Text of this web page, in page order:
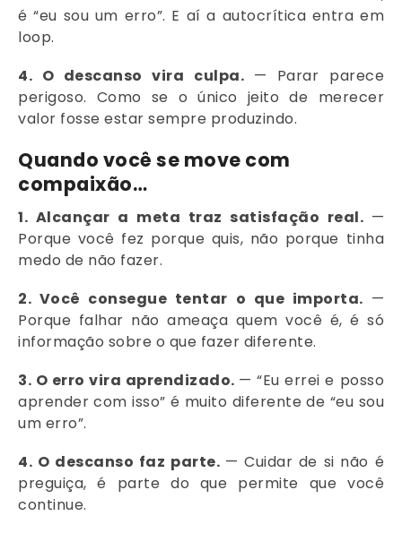
é “eu sou um erro”. E aí a autocrítica entra em
loop.
4. O descanso vira culpa. — Parar parece
perigoso. Como se o único jeito de merecer
valor fosse estar sempre produzindo.
Quando você se move com
compaixão…
1. Alcançar a meta traz satisfação real. —
Porque você fez porque quis, não porque tinha
medo de não fazer.
2. Você consegue tentar o que importa. —
Porque falhar não ameaça quem você é, é só
informação sobre o que fazer diferente.
3. O erro vira aprendizado. — “Eu errei e posso
aprender com isso” é muito diferente de “eu sou
um erro”.
4. O descanso faz parte. — Cuidar de si não é
preguiça, é parte do que permite que você
continue.